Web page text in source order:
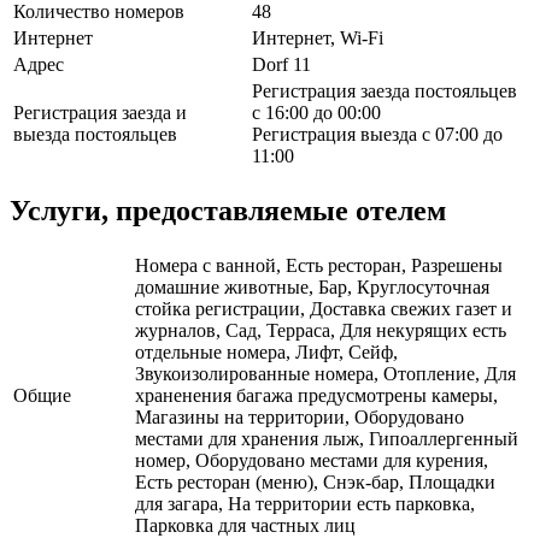
Количество номеров
48
Интернет
Интернет, Wi-Fi
Адрес
Dorf 11
Регистрация заезда и
выезда постояльцев
Регистрация заезда постояльцев
с 16:00 до 00:00
Регистрация выезда с 07:00 до
11:00
Услуги, предоставляемые отелем
Общие
Номера с ванной, Есть ресторан, Разрешены
домашние животные, Бар, Круглосуточная
стойка регистрации, Доставка свежих газет и
журналов, Сад, Терраса, Для некурящих есть
отдельные номера, Лифт, Сейф,
Звукоизолированные номера, Отопление, Для
храненения багажа предусмотрены камеры,
Магазины на территории, Оборудовано
местами для хранения лыж, Гипоаллергенный
номер, Оборудовано местами для курения,
Есть ресторан (меню), Снэк-бар, Площадки
для загара, На территории есть парковка,
Парковка для частных лиц